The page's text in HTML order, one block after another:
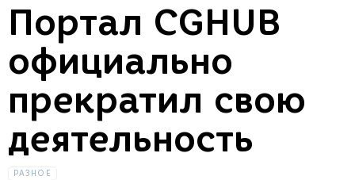
Портал CGHUB
официально
прекратил свою
деятельность
РАЗНОЕ